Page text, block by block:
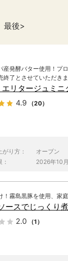
最後
産発酵バター使用！プ
終了とさせていただき
リタージュミ
4.9 （20）
り方：
オーブン
2026年10
！霧島黒豚を使用、家
ースでじっくり
2.0 （1）